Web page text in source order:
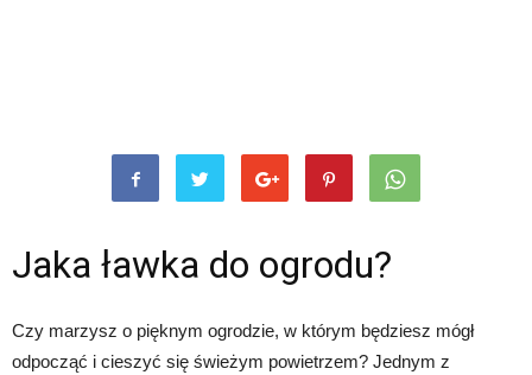
Jaka ławka do ogrodu?
Czy marzysz o pięknym ogrodzie, w którym będziesz mógł
odpocząć i cieszyć się świeżym powietrzem? Jednym z